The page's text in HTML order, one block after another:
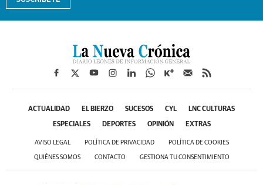
ACTUALIDAD EL BIERZO SUCESOS CYL LNC CULTURAS
ESPECIALES DEPORTES OPINIÓN EXTRAS
AVISO LEGAL POLÍTICA DE PRIVACIDAD POLÍTICA DE COOKIES
QUIÉNES SOMOS CONTACTO GESTIONA TU CONSENTIMIENTO